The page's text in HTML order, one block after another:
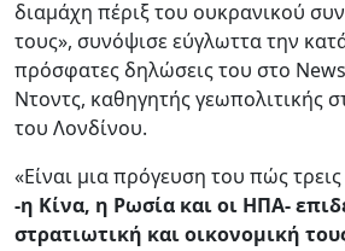
διαμάχη πέριξ του ουκρανικού
τους», συνόψισε εύγλωττα την
πρόσφατες δηλώσεις του στο
Ντοντς, καθηγητής γεωπολιτικής
του Λονδίνου.
«Είναι μια πρόγευση του πώς
-η Κίνα, η Ρωσία και οι ΗΠΑ-
στρατιωτική και οικονομική